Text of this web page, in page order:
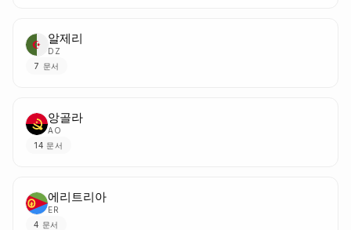
알제리
DZ
7 문서
앙골라
AO
14 문서
에리트리아
ER
4 문서